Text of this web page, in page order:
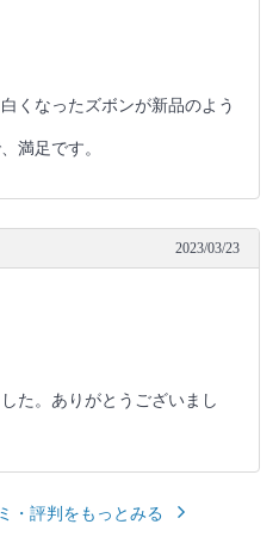
くなったズボンが新品のよう
満足です。
2023/03/23
た。ありがとうございまし
・評判をもっとみる